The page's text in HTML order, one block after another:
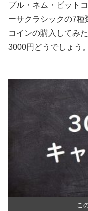
プル・ネム・ビット
ーサクラシックの7種
コインの購入してみ
3000円どうでしょう。
こ